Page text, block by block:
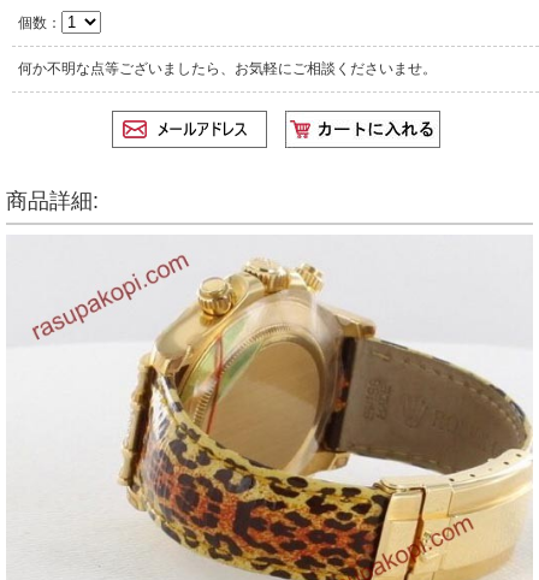
個数：
何か不明な点等ございましたら、お気軽にご相談くださいませ。
商品詳細: